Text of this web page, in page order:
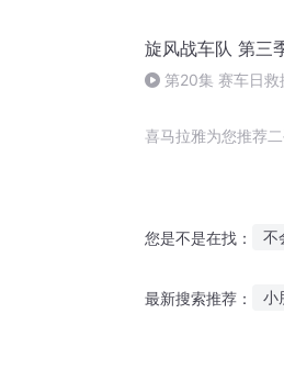
旋风战车队 第三
第20集 赛车日救
喜马拉雅为您推荐
您是不是在找： 不
最新搜索推荐： 小